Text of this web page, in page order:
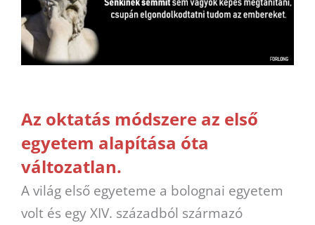
Az oktatás módszere az első
egyetem alapítása óta
változatlan.
A világ első egyeteme a bolognai egyetem
volt és egy XIV. századból származó